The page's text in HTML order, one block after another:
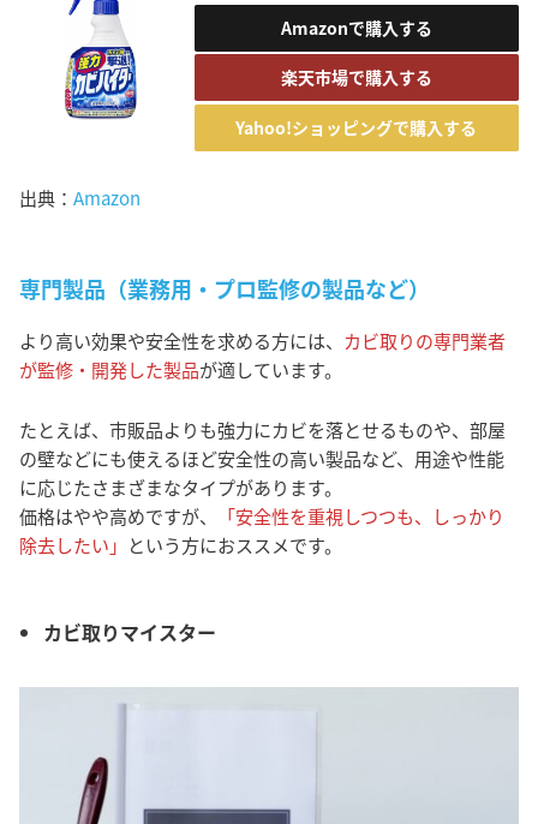
Amazonで購入する
楽天市場で購入する
Yahoo!ショッピングで購入する
出典： Amazon
専門製品（業務用・プロ監修の製品など）
より高い効果や安全性を求める方には、 カビ取りの専門業者
が監修・開発した製品が適しています。
たとえば、市販品よりも強力にカビを落とせるものや、部屋
の壁などにも使えるほど安全性の高い製品など、用途や性能
に応じたさまざまなタイプがあります。
価格はやや高めですが、
「安全性を重視しつつも、しっかり
除去したい」 という方におススメです。
カビ取りマイスター